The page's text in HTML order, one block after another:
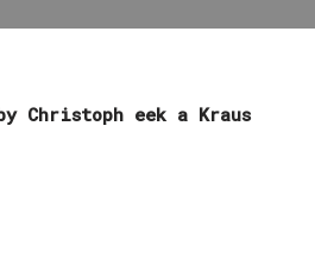
Christoph eek a Kraus